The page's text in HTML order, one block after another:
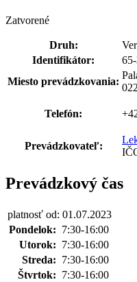
Zatvorené
Druh:
Identifikátor:
Miesto prevádzkovania:
Telefón:
Prevádzkovateľ:
Prevádzkový čas
platnosť od: 01.07.2023
Pondelok: 7:30-16:00
Utorok: 7:30-16:00
Streda: 7:30-16:00
Štvrtok: 7:30-16:00